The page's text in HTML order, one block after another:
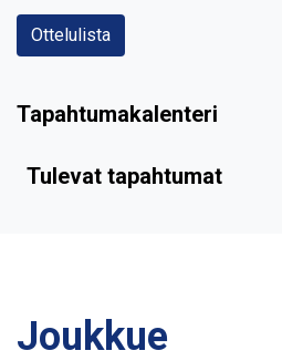
Ottelulista
Tapahtumakalenteri
Tulevat tapahtumat
Joukkue